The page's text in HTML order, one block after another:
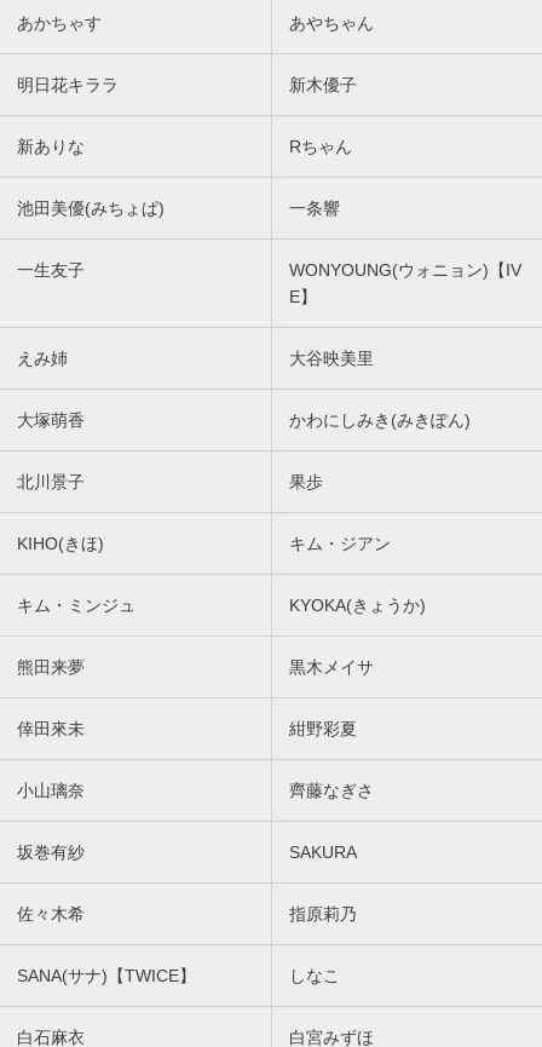
あかちゃす あやちゃん
明日花キララ 新木優子
新ありな Rちゃん
池田美優(みちょぱ) 一条響
一生友子
WONYOUNG(ウォニョン)【IV
E】
えみ姉 大谷映美里
大塚萌香 かわにしみき(みきぽん)
北川景子 果歩
KIHO(きほ) キム・ジアン
キム・ミンジュ KYOKA(きょうか)
熊田来夢 黒木メイサ
倖田來未 紺野彩夏
小山璃奈 齊藤なぎさ
坂巻有紗 SAKURA
佐々木希 指原莉乃
SANA(サナ)【TWICE】 しなこ
白石麻衣 白宮みずほ